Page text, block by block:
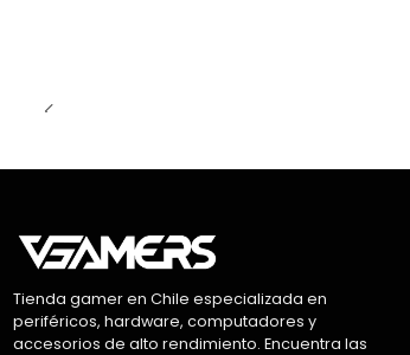
Tienda gamer en Chile especializada en
periféricos, hardware, computadores y
accesorios de alto rendimiento. Encuentra las